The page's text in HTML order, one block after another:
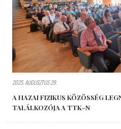
2025. AUGUSZTUS 29.
A HAZAI FIZIKUS KÖZÖSSÉG
TALÁLKOZÓJA A TTK-N